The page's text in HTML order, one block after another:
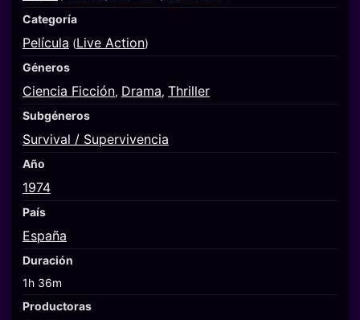
Categoría
Película (Live Action)
Géneros
Ciencia Ficción, Drama, Thriller
Subgéneros
Survival / Supervivencia
Año
1974
País
España
Duración
1h 36m
Productoras